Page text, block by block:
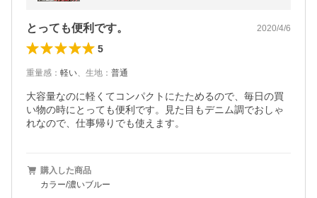
とっても便利です。 2020/4/6
5
重量感 ： 軽い、 生地 ： 普通
大容量なのに軽くてコンパクトにたためるので、毎日の買
い物の時にとっても便利です。見た目もデニム調でおしゃ
れなので、仕事帰りでも使えます。
購入した商品
カラー/濃いブルー